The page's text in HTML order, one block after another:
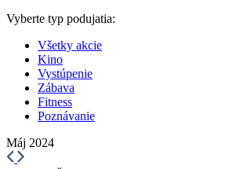
Vyberte typ podujatia:
Všetky akcie
Kino
Vystúpenie
Zábava
Fitness
Poznávanie
Máj 2024